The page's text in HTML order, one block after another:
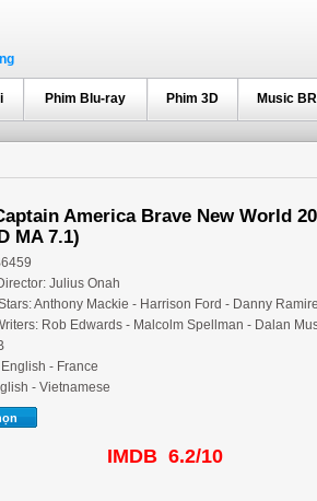
Phim Blu-ray Phim 3D Music BR
America Brave New World
MA 7.1)
Julius Onah
Anthony Mackie - Harrison Ford - Danny
Rob Edwards - Malcolm Spellman - Dalan
- France
- Vietnamese
IMDB 6.2/10